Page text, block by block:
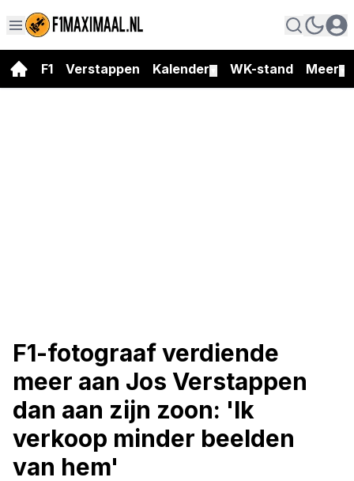
F1 Verstappen Kalender WK-stand Meer
F1-fotograaf verdiende
meer aan Jos Verstappen
dan aan zijn zoon: 'Ik
verkoop minder beelden
van hem'